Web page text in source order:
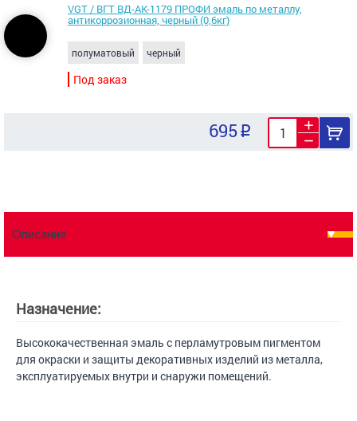
VGT / ВГТ ВД-АК-1179 ПРОФИ эмаль по металлу,
антикоррозионная, черный (0,6кг)
полуматовый черный
Под заказ
695
Описание
Назначение:
Высококачественная эмаль с перламутровым пигментом
для окраски и защиты декоративных изделий из металла,
эксплуатируемых внутри и снаружи помещений.